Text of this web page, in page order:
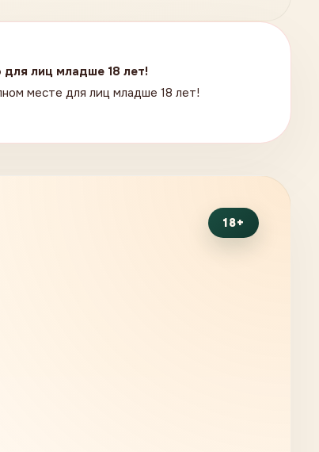
лиц младше 18 лет!
месте для лиц младше 18 лет!
18+